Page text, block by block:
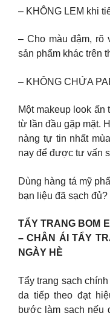
– KHÔNG LEM khi
– Cho màu đậm, rõ
sản phẩm khác trên
– KHÔNG CHỨA
Một makeup look
từ lần đầu gặp mặt.
nàng tự tin nhất
nay để được tư vấn
Dùng hàng tá mỹ
bạn liệu đã sạch
TẨY TRANG BOM
– CHÂN ÁI TẨY
NGÀY HÈ
Tẩy trang sạch
da tiếp theo đạt
bước làm sạch nếu